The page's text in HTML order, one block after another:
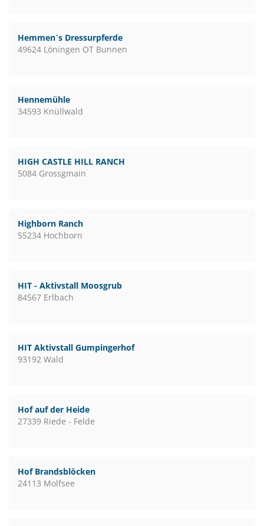
Hemmen`s Dressurpferde
49624 Löningen OT Bunnen
Hennemühle
34593 Knüllwald
HIGH CASTLE HILL RANCH
5084 Grossgmain
Highborn Ranch
55234 Hochborn
HIT - Aktivstall Moosgrub
84567 Erlbach
HIT Aktivstall Gumpingerhof
93192 Wald
Hof auf der Heide
27339 Riede - Felde
Hof Brandsblöcken
24113 Molfsee